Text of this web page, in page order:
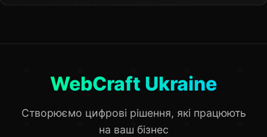
WebCraft Ukraine
Створюємо цифрові рішення, які працюють
на ваш бізнес